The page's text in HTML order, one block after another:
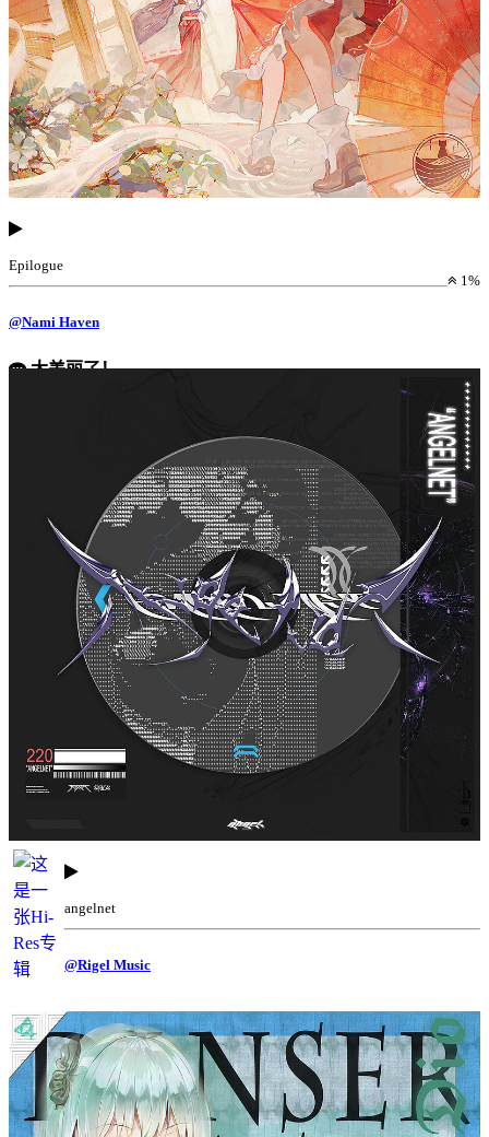
1%
Epilogue
@Nami Haven
太美丽了！
angelnet
@Rigel Music